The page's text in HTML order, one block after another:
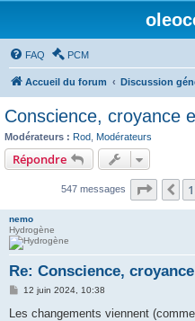
FAQ PCM
Accueil du forum Discussion
Conscience, croyance
Modérateurs : Rod Modérateurs
Répondre
547 messages Page 371
nemo
Hydrogène
Re: Conscience,
M
s
12 juin 2024, 10:38
Les changements viennent